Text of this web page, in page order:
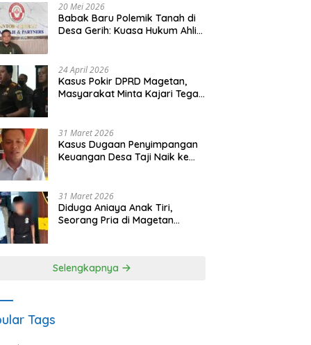
20 Mei 2026
Babak Baru Polemik Tanah di
Desa Gerih: Kuasa Hukum Ahli
24 April 2026
Kasus Pokir DPRD Magetan,
Masyarakat Minta Kajari Tegak
31 Maret 2026
Kasus Dugaan Penyimpangan
Keuangan Desa Taji Naik ke
31 Maret 2026
Diduga Aniaya Anak Tiri,
Seorang Pria di Magetan
Selengkapnya
Tags